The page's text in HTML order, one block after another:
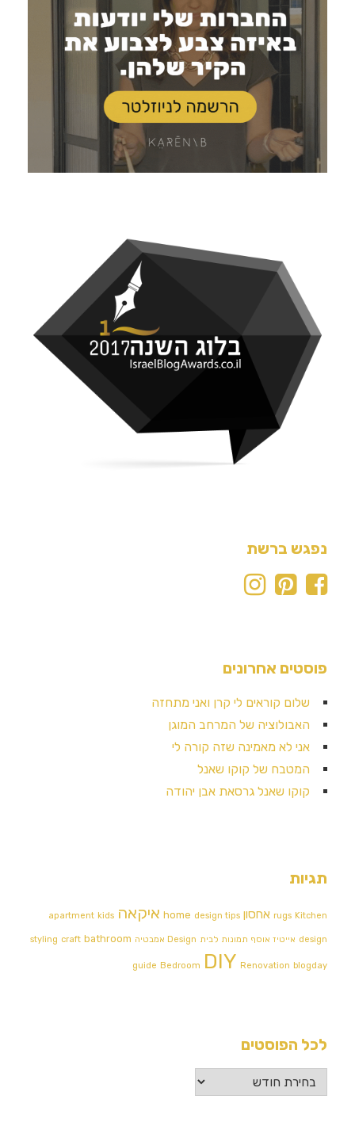
נפגש ברשת
פוסטים אחרונים
שלום קוראים לי קרן ואני מתחזה
האבולוציה של המרחב המוגן
אני לא מאמינה שזה קורה לי
המטבח של קוקו שאנל
קוקו שאנל גרסאת אבן יהודה
תגיות
rugs Kitchen אחסון home design tips איקאה apartment kids
design אייטיז אוסף תמונות לבית Design אמבטיה styling craft bathroom
guide Bedroom DIY Renovation blogday
לכל הפוסטים
לכל
הפוסטים